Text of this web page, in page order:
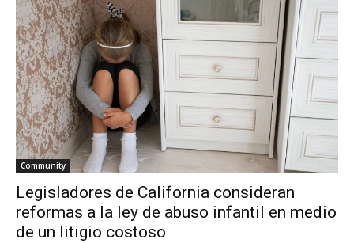
Community
Legisladores de California consideran
reformas a la ley de abuso infantil en medio
de un litigio costoso